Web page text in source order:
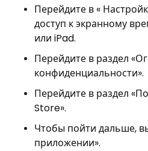
Перейдите в «
доступ к экранному
или iPad.
Перейдите в раздел
конфиденциальности».
Перейдите в раздел
Store».
Чтобы пойти дальше,
приложении».